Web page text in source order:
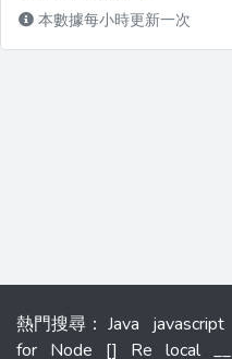
本數據每小時更新一次
熱門搜尋 ： Java javascript
for Node [] Re local __